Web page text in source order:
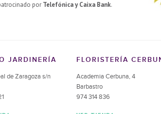
por Telefónica y Caixa Bank.
JARDINERÍA
de Zaragoza s/n
FLORISTERÍA
Academia Cerbuna, 4
Barbastro
974 314 836